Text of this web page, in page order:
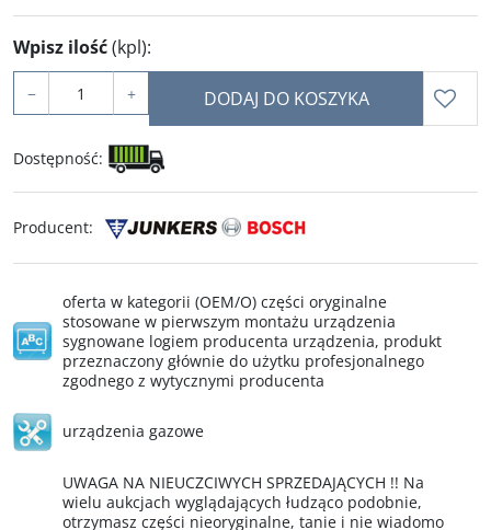
Wpisz ilość(kpl):
− + DODAJ DO KOSZYKA
Dostępność:
Producent:
oferta w kategorii (OEM/O) części oryginalne
stosowane w pierwszym montażu urządzenia
sygnowane logiem producenta urządzenia, produkt
przeznaczony głównie do użytku profesjonalnego
zgodnego z wytycznymi producenta
urządzenia gazowe
UWAGA NA NIEUCZCIWYCH SPRZEDAJĄCYCH !! Na
wielu aukcjach wyglądających łudząco podobnie,
otrzymasz części nieoryginalne, tanie i nie wiadomo